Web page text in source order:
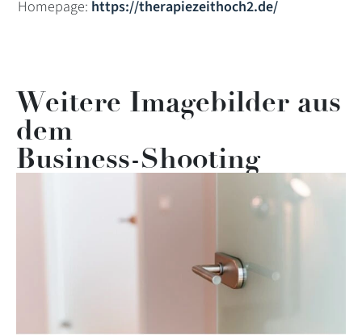
Homepage: https://therapiezeithoch2.de/
Weitere Imagebilder aus
dem
Business-Shooting